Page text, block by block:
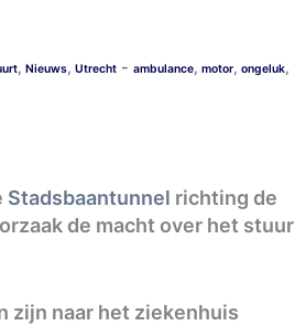
, Nieuws, Utrecht - ambulance, motor, ongeluk,
Stadsbaantunnel richting de
de macht over het stuur
zijn naar het ziekenhuis